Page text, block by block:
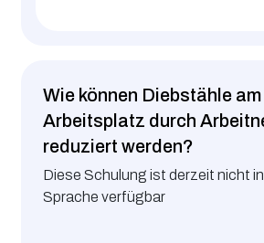
Wie können Diebstähle am
Arbeitsplatz durch
reduziert werden?
Diese Schulung ist derzeit nicht
Sprache verfügbar